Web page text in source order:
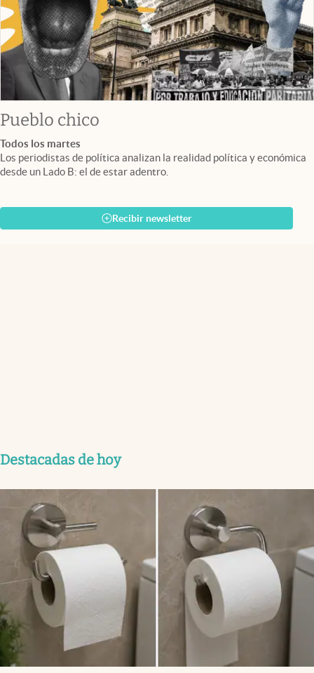
Pueblo chico
Todos los martes
Los periodistas de política analizan la realidad política y económica
desde un Lado B: el de estar adentro.
Recibir newsletter
Destacadas de hoy